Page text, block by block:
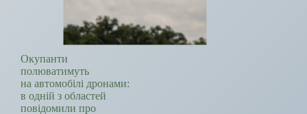
Окупанти
полюватимуть
на автомобілі дронами:
в одній з областей
повідомили про